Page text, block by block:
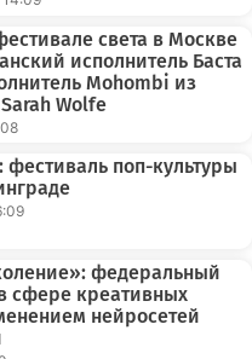
света в Москве
исполнитель Баста
Mohombi из
Wolfe
фестиваль поп-культуры
федеральный
сфере креативных
нейросетей